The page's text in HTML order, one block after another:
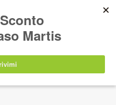
IT EN DE SHOP
a partire da
2026.